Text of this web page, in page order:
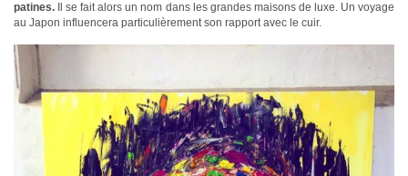
patines. Il se fait alors un nom dans les grandes maisons de luxe. Un voyage
au Japon influencera particulièrement son rapport avec le cuir.